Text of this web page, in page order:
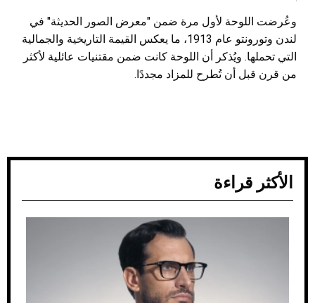
وعُرضت اللوحة لأول مرة ضمن "معرض الصور الحديثة" في
لندن وتورونتو عام 1913، ما يعكس القيمة التاريخية والجمالية
التي تحملها. ويُذكر أن اللوحة كانت ضمن مقتنيات عائلية لأكثر
من قرن قبل أن تُطرح للمزاد مجددًا.
الأكثر قراءة